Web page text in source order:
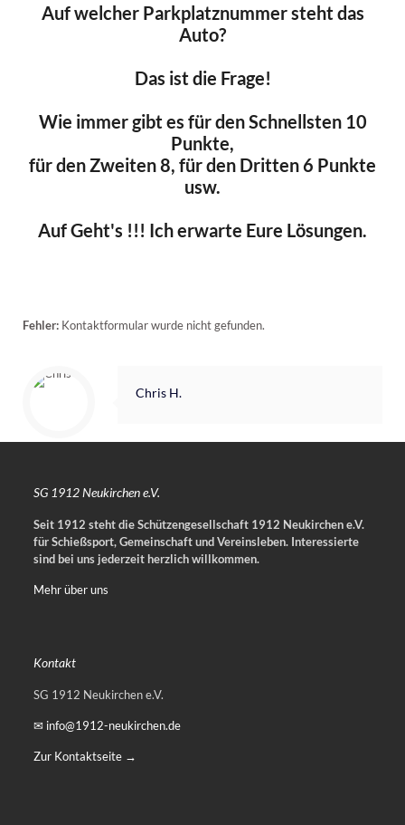
Auf welcher Parkplatznummer steht das
Auto?
Das ist die Frage!
Wie immer gibt es für den Schnellsten 10
Punkte,
für den Zweiten 8, für den Dritten 6 Punkte
usw.
Auf Geht's !!! Ich erwarte Eure Lösungen.
Fehler: Kontaktformular wurde nicht gefunden.
Chris H.
SG 1912 Neukirchen e.V.
Seit 1912 steht die Schützengesellschaft 1912 Neukirchen e.V.
für Schießsport, Gemeinschaft und Vereinsleben. Interessierte
sind bei uns jederzeit herzlich willkommen.
Mehr über uns
Kontakt
SG 1912 Neukirchen e.V.
✉ info@1912-neukirchen.de
Zur Kontaktseite →